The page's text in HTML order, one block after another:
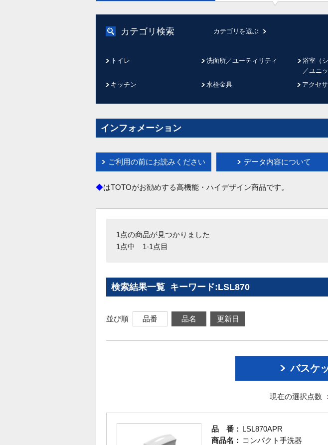
カテゴリ検索 カテゴリを選ぶ
トイレ 洗面所／ユーティリティ
浴室（
／ユニ
キッチン 水栓金具 アクセ
インフォメーション
ご利用の前にお読みください データ内容について
◆はTOTOがお勧めする高機能・ハイデザイン商品です。
1点の商品が見つかりました
1点中 1-1点目
検索結果一覧 キーワード:LSL870
並び順 品番 品名 更新日
バスケ
現在の選択点数
品 番： LSL870APR
商品名： コンパクト手洗器